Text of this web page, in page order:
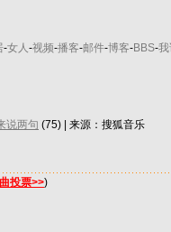
-女人-视频-播客-邮件-博客-BBS-我
说两句 (75) | 来源：搜狐音乐
投票>>)